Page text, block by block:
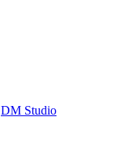
DM Studio